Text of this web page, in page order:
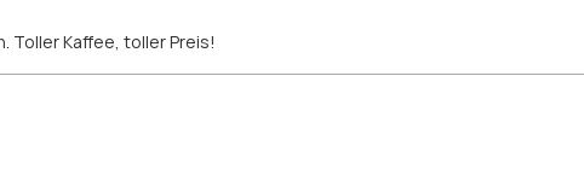
Toller Kaffee, toller Preis!